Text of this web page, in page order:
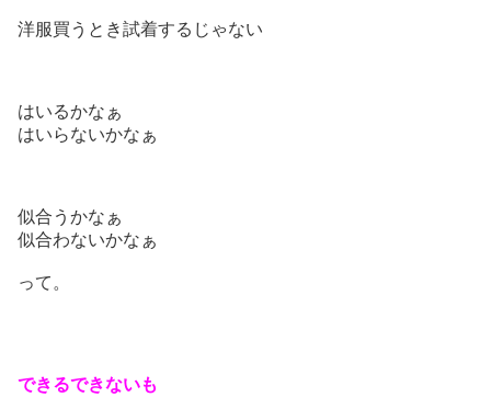
洋服買うとき試着するじゃない
はいるかなぁ
はいらないかなぁ
似合うかなぁ
似合わないかなぁ
って。
できるできないも